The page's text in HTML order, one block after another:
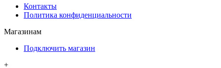
Контакты
Политика конфиденциальности
Магазинам
Подключить магазин
+